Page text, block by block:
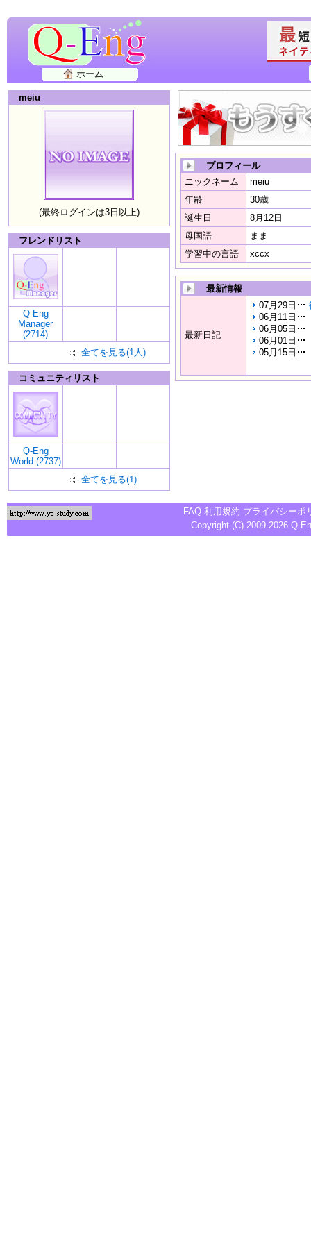
ホーム
meiu
(最終ログインは3日以上)
フレンドリスト
Q-Eng
Manager
(2714)
全てを見る(1人)
コミュニティリスト
Q-Eng
World (2737)
全てを見る(1)
プロフィール
ニックネーム
meiu
年齢
30歳
誕生日
8月12日
母国語
まま
学習中の言語
xccx
最新情報
最新日記
07月29日
06月11日
06月05日
06月01日
05月15日
FAQ 利用規約 プライバシーポ
Copyright (C) 2009-2026 Q-